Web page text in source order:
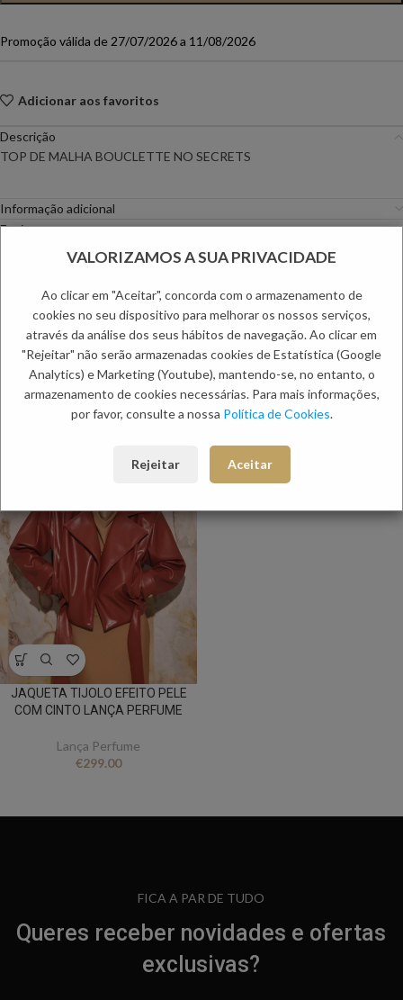
Promoção válida de 27/07/2026 a 11/08/2026
Adicionar aos favoritos
Descrição
TOP DE MALHA BOUCLETTE NO SECRETS
Informação adicional
Envio
Métodos de Pagamento
Categorias: ,
Mulher
Etiquetas:
PC DAYS Primavera Especial Primavera Mulher
Mulher
PRODUTOS RELACIONADOS:
JAQUETA TIJOLO EFEITO PELE
COM CINTO LANÇA PERFUME
Lança Perfume
€299.00
FICA A PAR DE TUDO
Queres receber novidades e ofertas
exclusivas?
VALORIZAMOS A SUA PRIVACIDADE
Ao clicar em "Aceitar", concorda com o armazenamento de
cookies no seu dispositivo para melhorar os nossos serviços,
através da análise dos seus hábitos de navegação. Ao clicar em
"Rejeitar" não serão armazenadas cookies de Estatística (Google
Analytics) e Marketing (Youtube), mantendo-se, no entanto, o
armazenamento de cookies necessárias. Para mais informações,
por favor, consulte a nossa Política de Cookies.
Rejeitar Aceitar